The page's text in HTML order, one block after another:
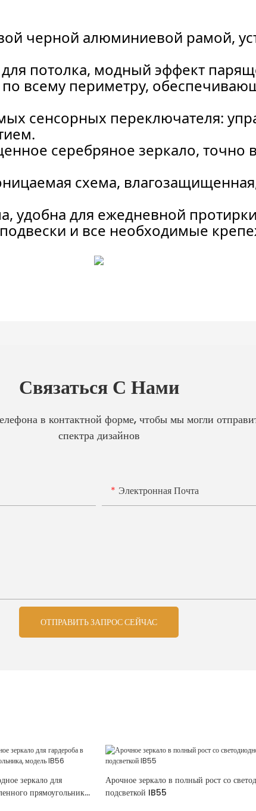
черной алюминиевой рамой,
потолка, модный эффект
по всему периметру,
сенсорных переключателя:
серебряное зеркало, точно
схема,
удобна для ежедневной
и все необходимые
Связаться С Нами
в контактной форме, чтобы мы могли
спектра дизайнов
Электронная Почта
ОТПРАВИТЬ ЗАПРОС СЕЙЧАС
зеркало для
прямоугольника,
Арочное зеркало в полный рост со
подсветкой IB55